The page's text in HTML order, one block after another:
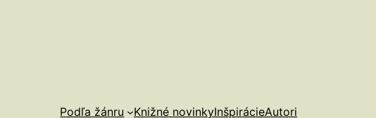
Podľa žánru Knižné novinkyInšpirácieAutori